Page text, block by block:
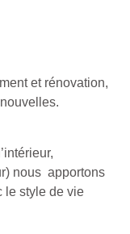
et rénovation,
) nous apportons
le style de vie